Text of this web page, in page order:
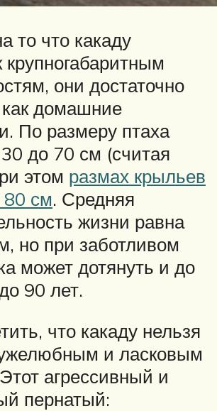
то что какаду
крупногабаритным
они достаточно
домашние
По размеру птаха
до 70 см (считая
этом размах крыльев
80 см. Средняя
жизни равна
но при заботливом
может дотянуть и до
90 лет.
что какаду нельзя
и ласковым
агрессивный и
пернатый: